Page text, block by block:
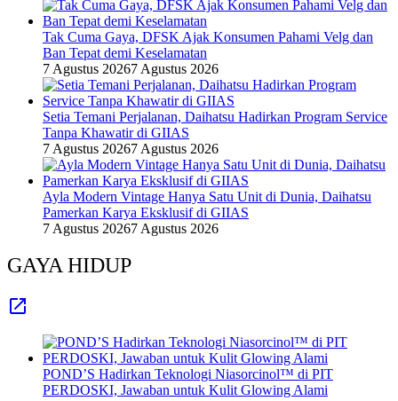
Tak Cuma Gaya, DFSK Ajak Konsumen Pahami Velg dan
Ban Tepat demi Keselamatan
7 Agustus 20267 Agustus 2026
Setia Temani Perjalanan, Daihatsu Hadirkan Program Service
Tanpa Khawatir di GIIAS
7 Agustus 20267 Agustus 2026
Ayla Modern Vintage Hanya Satu Unit di Dunia, Daihatsu
Pamerkan Karya Eksklusif di GIIAS
7 Agustus 20267 Agustus 2026
GAYA HIDUP
POND’S Hadirkan Teknologi Niasorcinol™ di PIT
PERDOSKI, Jawaban untuk Kulit Glowing Alami